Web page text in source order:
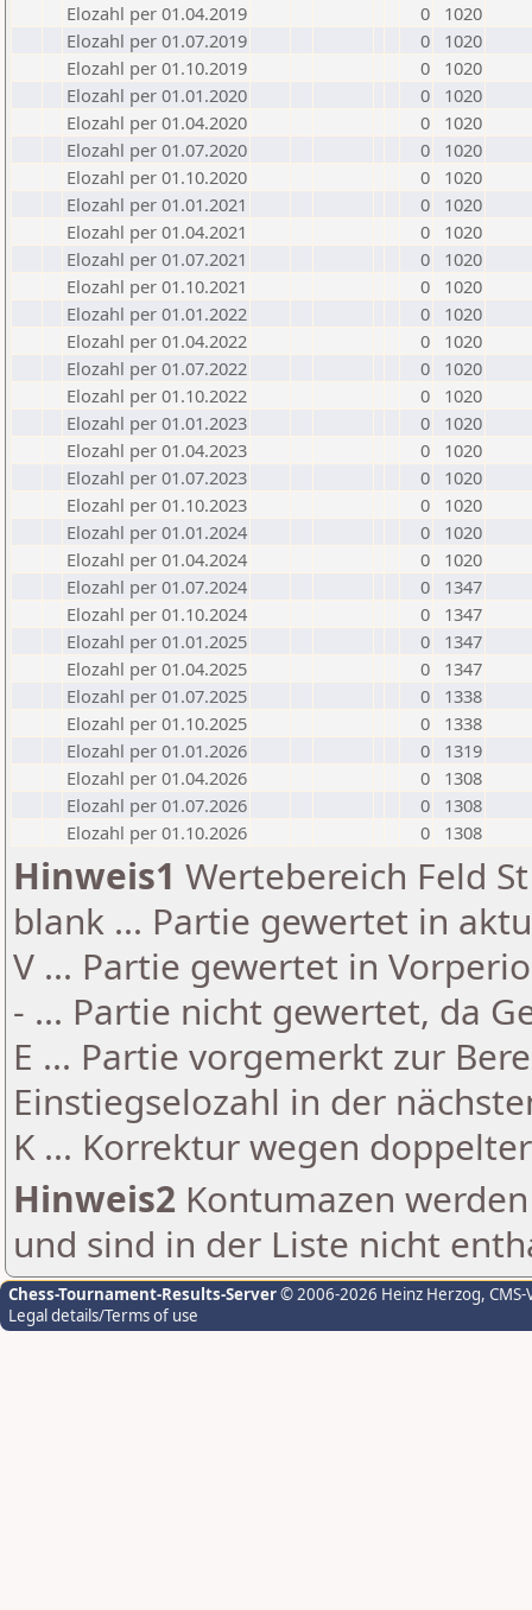
Elozahl per 01.04.2019
0
1020
Elozahl per 01.07.2019
0
1020
Elozahl per 01.10.2019
0
1020
Elozahl per 01.01.2020
0
1020
Elozahl per 01.04.2020
0
1020
Elozahl per 01.07.2020
0
1020
Elozahl per 01.10.2020
0
1020
Elozahl per 01.01.2021
0
1020
Elozahl per 01.04.2021
0
1020
Elozahl per 01.07.2021
0
1020
Elozahl per 01.10.2021
0
1020
Elozahl per 01.01.2022
0
1020
Elozahl per 01.04.2022
0
1020
Elozahl per 01.07.2022
0
1020
Elozahl per 01.10.2022
0
1020
Elozahl per 01.01.2023
0
1020
Elozahl per 01.04.2023
0
1020
Elozahl per 01.07.2023
0
1020
Elozahl per 01.10.2023
0
1020
Elozahl per 01.01.2024
0
1020
Elozahl per 01.04.2024
0
1020
Elozahl per 01.07.2024
0
1347
Elozahl per 01.10.2024
0
1347
Elozahl per 01.01.2025
0
1347
Elozahl per 01.04.2025
0
1347
Elozahl per 01.07.2025
0
1338
Elozahl per 01.10.2025
0
1338
Elozahl per 01.01.2026
0
1319
Elozahl per 01.04.2026
0
1308
Elozahl per 01.07.2026
0
1308
Elozahl per 01.10.2026
0 1308
Hinweis1 Wertebereich Feld
blank ... Partie gewertet in
V ... Partie gewertet in
- ... Partie nicht gewertet, da
E ... Partie vorgemerkt zur
Einstiegselozahl in der
K ... Korrektur wegen
Hinweis2 Kontumazen
und sind in der Liste nicht
Chess-Tournament-Results-Server© 2006-2026 Heinz Herzog,
Legal details/Terms of use